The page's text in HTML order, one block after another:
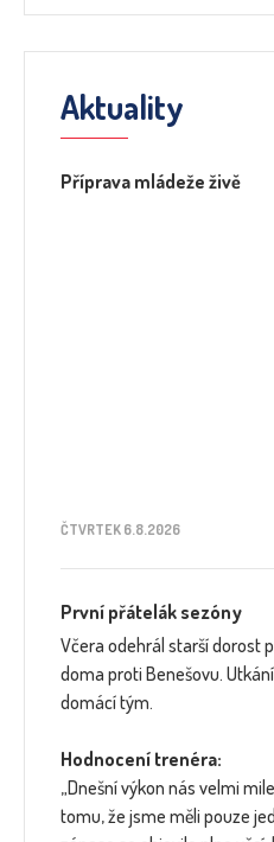
Aktuality
Příprava mládeže živě
ČTVRTEK 6.8.2026
První přátelák sezóny
Včera odehrál starší dorost
doma proti Benešovu.
domácí tým.
Hodnocení trenéra:
„Dnešní výkon nás velmi
tomu, že jsme měli pouze